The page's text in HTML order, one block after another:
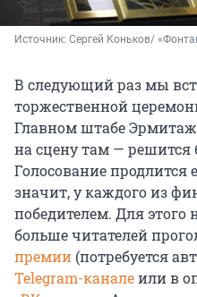
Источник: Сергей Коньков/
В следующий раз мы
торжественной
Главном штабе
на сцену там — решится
Голосование продлится
значит, у каждого из
победителем. Для
больше читателей
премии (потребуется
Telegram-каналеили в